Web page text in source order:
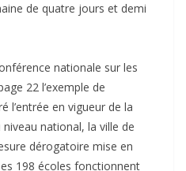
de quatre jours et demi
nationale sur les
22 l’exemple de
l’entrée en vigueur de la
national, la ville de
dérogatoire mise en
198 écoles fonctionnent